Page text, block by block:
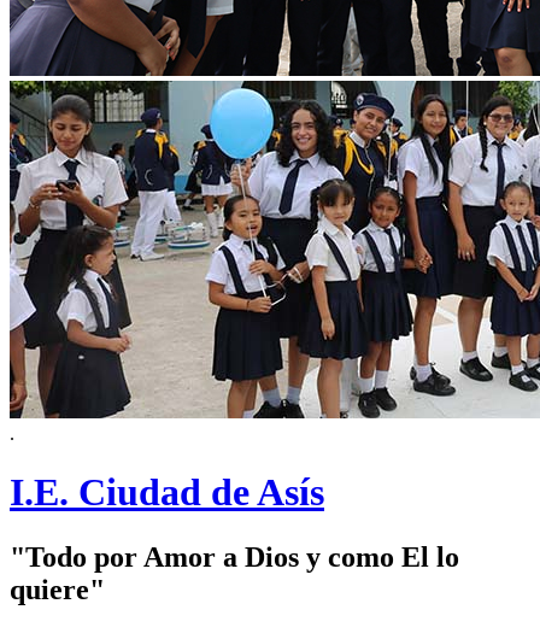
.
I.E. Ciudad de Asís
"Todo por Amor a Dios y como El lo
quiere"